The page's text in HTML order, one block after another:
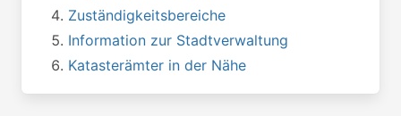
Zuständigkeitsbereiche
Information zur Stadtverwaltung
Katasterämter in der Nähe